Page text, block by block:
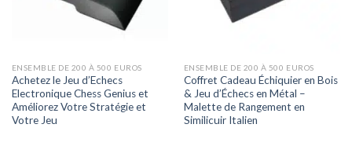
ENSEMBLE DE 200 À 500 EUROS
Achetez le Jeu d’Echecs
Electronique Chess Genius et
Améliorez Votre Stratégie et
Votre Jeu
ENSEMBLE DE 200 À 500 EUROS
Coffret Cadeau Échiquier en Bois
& Jeu d’Échecs en Métal –
Malette de Rangement en
Similicuir Italien